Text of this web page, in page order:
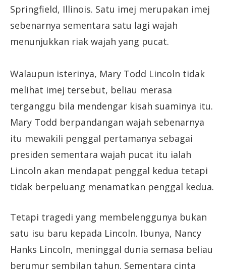
Springfield, Illinois. Satu imej merupakan imej
sebenarnya sementara satu lagi wajah
menunjukkan riak wajah yang pucat.
Walaupun isterinya, Mary Todd Lincoln tidak
melihat imej tersebut, beliau merasa
terganggu bila mendengar kisah suaminya itu.
Mary Todd berpandangan wajah sebenarnya
itu mewakili penggal pertamanya sebagai
presiden sementara wajah pucat itu ialah
Lincoln akan mendapat penggal kedua tetapi
tidak berpeluang menamatkan penggal kedua.
Tetapi tragedi yang membelenggunya bukan
satu isu baru kepada Lincoln. Ibunya, Nancy
Hanks Lincoln, meninggal dunia semasa beliau
berumur sembilan tahun. Sementara cinta